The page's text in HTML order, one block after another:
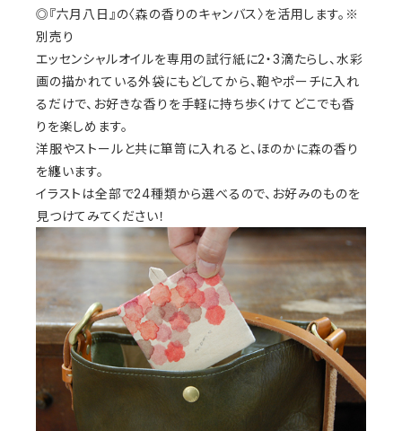
◎『六月八日』の〈森の香りのキャンバス〉を活用します。※
別売り
エッセンシャルオイルを専用の試行紙に2・3滴たらし、水彩
画の描かれている外袋にもどしてから、鞄やポーチに入れ
るだけで、お好きな香りを手軽に持ち歩くけてどこでも香
りを楽しめます。
洋服やストールと共に箪笥に入れると、ほのかに森の香り
を纏います。
イラストは全部で24種類から選べるので、お好みのものを
見つけてみてください！